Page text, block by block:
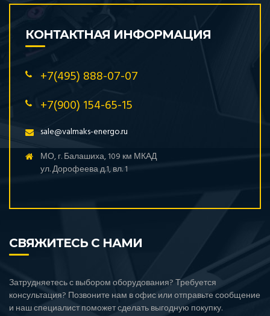
КОНТАКТНАЯ ИНФОРМАЦИЯ
+7(495) 888-07-07
+7(900) 154-65-15
sale@valmaks-energo.ru
МО, г. Балашиха, 109 км МКАД
ул. Дорофеева д.1, вл. 1
СВЯЖИТЕСЬ С НАМИ
Затрудняетесь с выбором оборудования? Требуется
консультация? Позвоните нам в офис или отправьте сообщение
и наш специалист поможет сделать выгодную покупку.